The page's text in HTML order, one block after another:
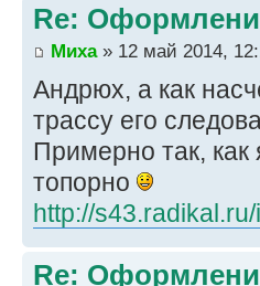
Re:
Миха» 12 май 2014,
Андрюх, а как
трассу его
Примерно так, как
топорно
http://
Re: